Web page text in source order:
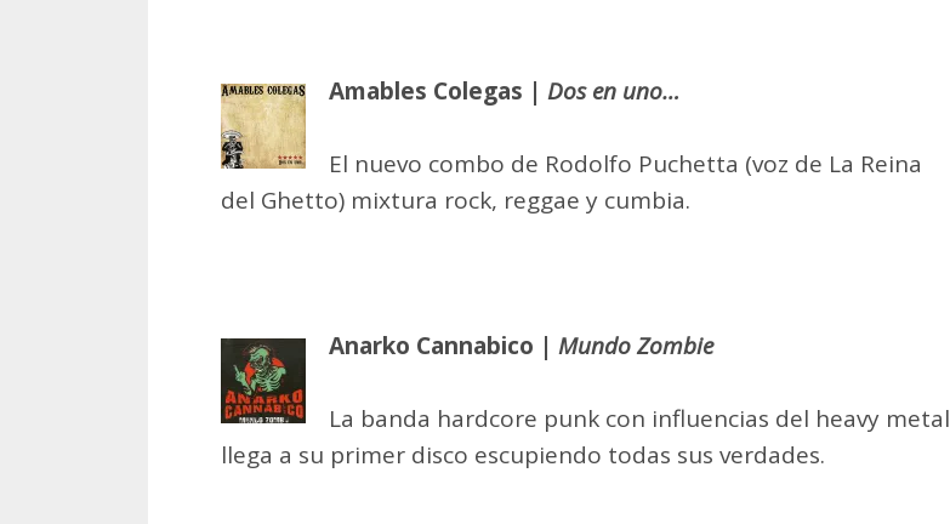
Amables Colegas | Dos en uno…
El nuevo combo de Rodolfo Puchetta (voz de La Reina
del Ghetto) mixtura rock, reggae y cumbia.
Anarko Cannabico | Mundo Zombie
La banda hardcore punk con influencias del heavy metal
llega a su primer disco escupiendo todas sus verdades.